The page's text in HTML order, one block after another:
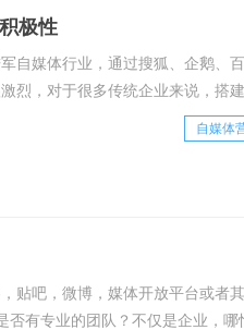
极性
自媒体行业，通过搜狐、企鹅、
烈，对于很多传统企业来说，搭
内容编辑即可，也就是招聘一个
自媒体
贴吧，微博，媒体开放平台或者
有专业的团队？不仅是企业，哪